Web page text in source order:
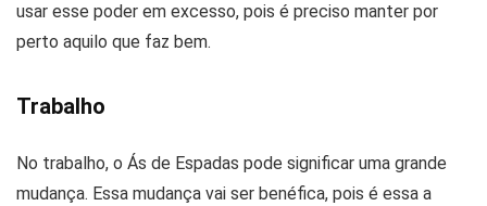
usar esse poder em excesso, pois é preciso manter por
perto aquilo que faz bem.
Trabalho
No trabalho, o Ás de Espadas pode significar uma grande
mudança. Essa mudança vai ser benéfica, pois é essa a